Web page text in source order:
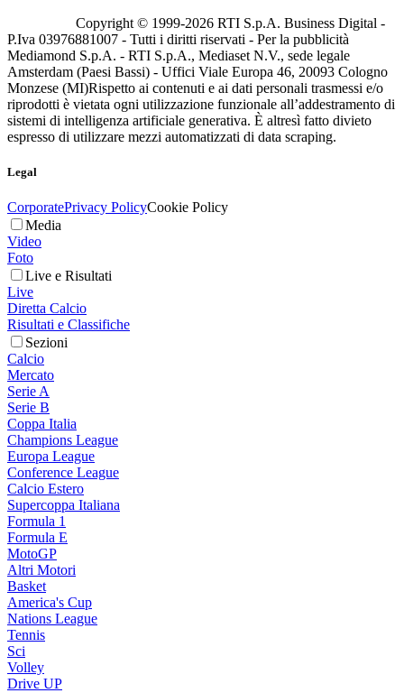
Copyright © 1999-2026 RTI S.p.A. Business Digital -
P.Iva 03976881007 - Tutti i diritti riservati - Per la pubblicità
Mediamond S.p.A. - RTI S.p.A., Mediaset N.V., sede legale
Amsterdam (Paesi Bassi) - Uffici Viale Europa 46, 20093 Cologno
Monzese (MI)Rispetto ai contenuti e ai dati personali trasmessi e/o
riprodotti è vietata ogni utilizzazione funzionale all’addestramento di
sistemi di intelligenza artificiale generativa. È altresì fatto divieto
espresso di utilizzare mezzi automatizzati di data scraping.
Legal
CorporatePrivacy PolicyCookie Policy
Media
Video
Foto
Live e Risultati
Live
Diretta Calcio
Risultati e Classifiche
Sezioni
Calcio
Mercato
Serie A
Serie B
Coppa Italia
Champions League
Europa League
Conference League
Calcio Estero
Supercoppa Italiana
Formula 1
Formula E
MotoGP
Altri Motori
Basket
America's Cup
Nations League
Tennis
Sci
Volley
Drive UP